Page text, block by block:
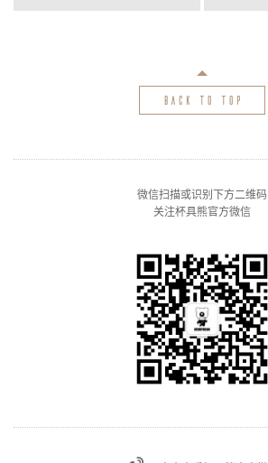
back to top
微信扫描或识别下方二维码
关注杯具熊官方微信